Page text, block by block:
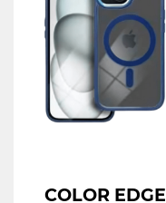
COLOR EDGE